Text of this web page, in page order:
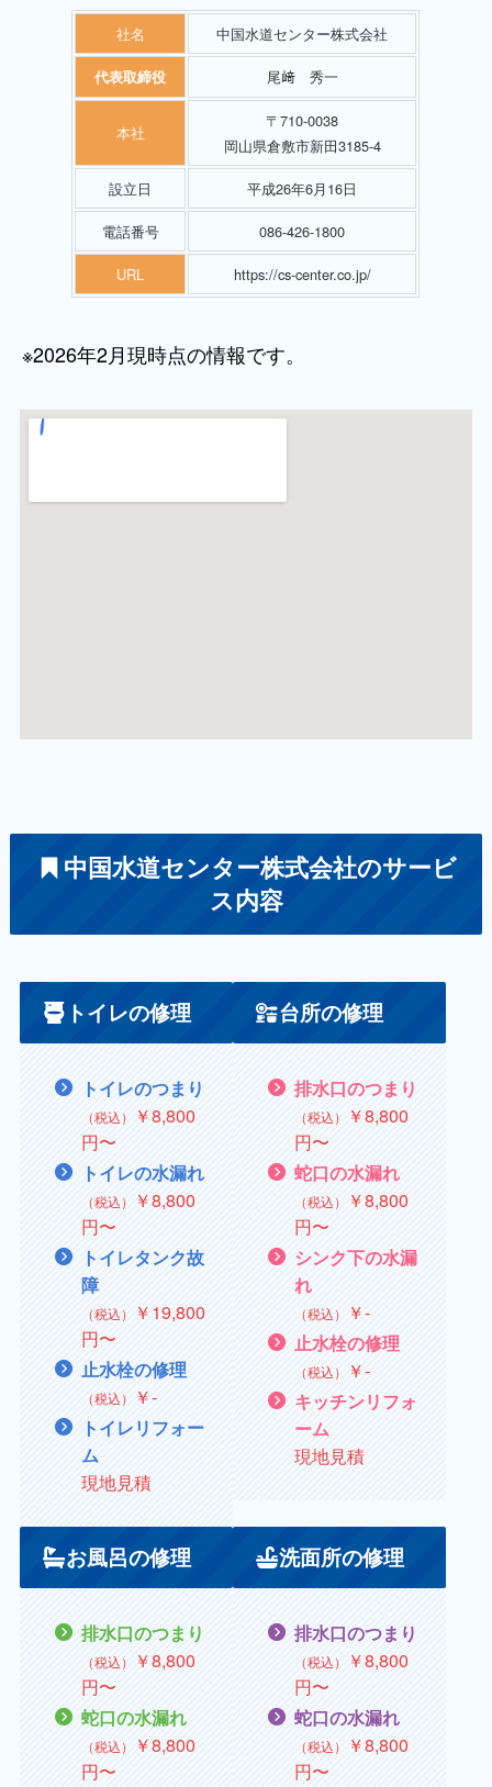
社名 中国水道センター株式会社
代表取締役 尾﨑 秀一
本社
〒710-0038
岡山県倉敷市新田3185-4
設立日 平成26年6月16日
電話番号 086-426-1800
URL https://cs-center.co.jp/
※2026年2月現時点の情報です。
中国水道センター株式会社のサービ
ス内容
トイレの修理
トイレのつまり
（税込）
￥8,800
円〜
トイレの水漏れ
（税込） ￥8,800
円〜
トイレタンク故
障
（税込） ￥19,800
円〜
止水栓の修理
（税込） ￥‐
トイレリフォー
ム
現地見積
台所の修理
排水口のつまり
（税込）
￥8,800
円〜
蛇口の水漏れ
（税込） ￥8,800
円〜
シンク下の水漏
れ
（税込） ￥‐
止水栓の修理
（税込） ￥‐
キッチンリフォ
ーム
現地見積
お風呂の修理
排水口のつまり
（税込）
￥8,800
円〜
蛇口の水漏れ
（税込） ￥8,800
円〜
洗面所の修理
排水口のつまり
（税込）
￥8,800
円〜
蛇口の水漏れ
（税込） ￥8,800
円〜